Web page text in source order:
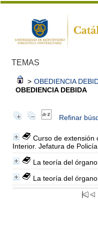
TEMAS
> OBEDIENCIA
OBEDIENCIA DEBIDA
Refinar
Curso de extensión
Interior. Jefatura de
La teoría del órgano
La teoría del órgano